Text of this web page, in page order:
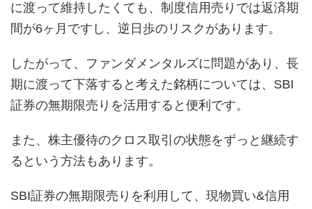
に渡って維持したくても、制度信用売りでは返済期
間が6ヶ月ですし、逆日歩のリスクがあります。
したがって、ファンダメンタルズに問題があり、長
期に渡って下落すると考えた銘柄については、SBI
証券の無期限売りを活用すると便利です。
また、株主優待のクロス取引の状態をずっと継続す
るという方法もあります。
SBI証券の無期限売りを利用して、現物買い&信用